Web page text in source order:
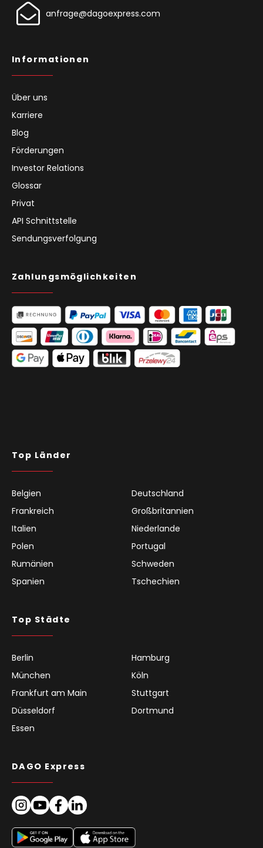
anfrage@dagoexpress.com
Informationen
Über uns
Karriere
Blog
Förderungen
Investor Relations
Glossar
Privat
API Schnittstelle
Sendungsverfolgung
Zahlungsmöglichkeiten
Top Länder
Belgien
Deutschland
Frankreich
Großbritannien
Italien
Niederlande
Polen
Portugal
Rumänien
Schweden
Spanien
Tschechien
Top Städte
Berlin
Hamburg
München
Köln
Frankfurt am Main
Stuttgart
Düsseldorf
Dortmund
Essen
DAGO Express